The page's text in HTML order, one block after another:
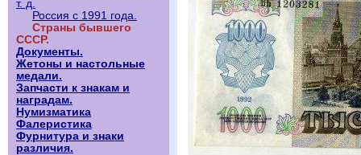
т. д.
Россия с 1991 года.
Страны бывшего
СССР.
Документы.
Жетоны и настольные
медали.
Запчасти к знакам и
наградам.
Нумизматика
Фалеристика
Фурнитура и знаки
различия.